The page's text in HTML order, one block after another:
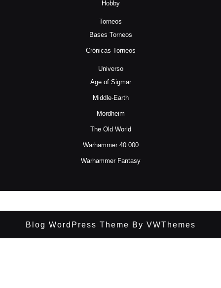
Hobby
Torneos
Bases Torneos
Crónicas Torneos
Universo
Age of Sigmar
Middle-Earth
Mordheim
The Old World
Warhammer 40.000
Warhammer Fantasy
Blog WordPress Theme By VWThemes